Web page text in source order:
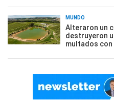
MUNDO
Alteraron un
destruyeron
multados con